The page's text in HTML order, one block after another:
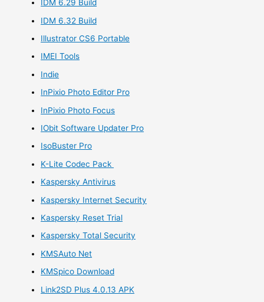
IDM 6.29 Build
IDM 6.32 Build
Illustrator CS6 Portable
IMEI Tools
Indie
InPixio Photo Editor Pro
InPixio Photo Focus
IObit Software Updater Pro
IsoBuster Pro
K-Lite Codec Pack
Kaspersky Antivirus
Kaspersky Internet Security
Kaspersky Reset Trial
Kaspersky Total Security
KMSAuto Net
KMSpico Download
Link2SD Plus 4.0.13 APK